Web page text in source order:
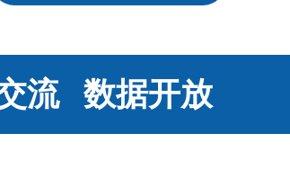
流 数据开放